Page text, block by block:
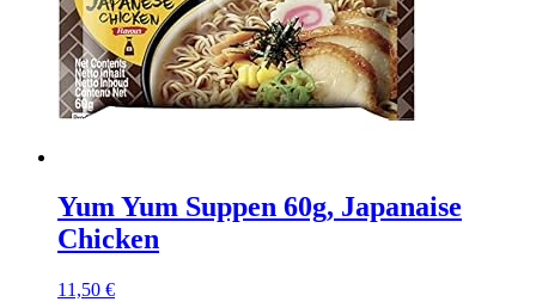
Yum Yum Suppen 60g, Japanaise
Chicken
11,50 €